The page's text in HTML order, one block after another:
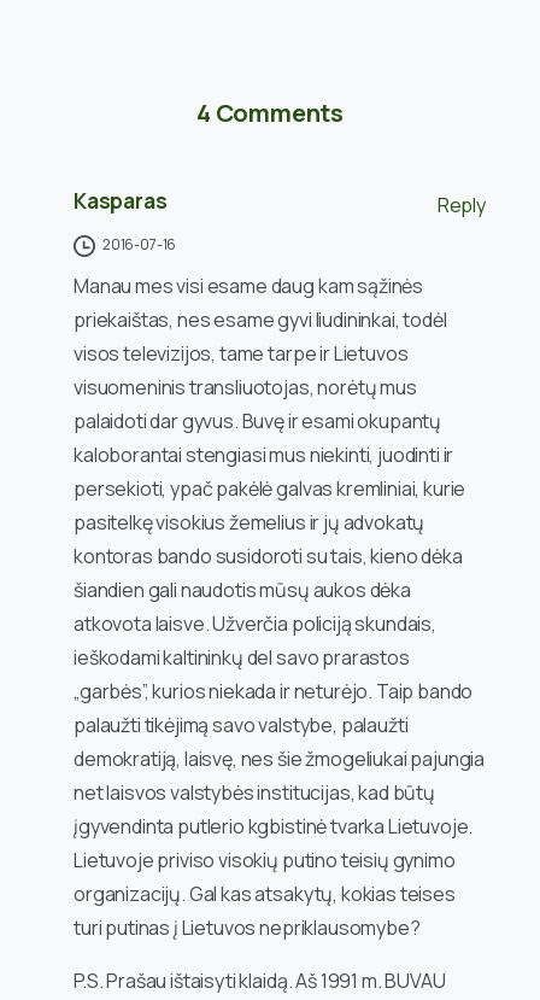
4 Comments
Kasparas Reply
2016-07-16
Manau mes visi esame daug kam sąžinės
priekaištas, nes esame gyvi liudininkai, todėl
visos televizijos, tame tarpe ir Lietuvos
visuomeninis transliuotojas, norėtų mus
palaidoti dar gyvus. Buvę ir esami okupantų
kaloborantai stengiasi mus niekinti, juodinti ir
persekioti, ypač pakėlė galvas kremliniai, kurie
pasitelkę visokius žemelius ir jų advokatų
kontoras bando susidoroti su tais, kieno dėka
šiandien gali naudotis mūsų aukos dėka
atkovota laisve. Užverčia policiją skundais,
ieškodami kaltininkų del savo prarastos
„garbės”, kurios niekada ir neturėjo. Taip bando
palaužti tikėjimą savo valstybe, palaužti
demokratiją, laisvę, nes šie žmogeliukai pajungia
net laisvos valstybės institucijas, kad būtų
įgyvendinta putlerio kgbistinė tvarka Lietuvoje.
Lietuvoje priviso visokių putino teisių gynimo
organizacijų. Gal kas atsakytų, kokias teises
turi putinas į Lietuvos nepriklausomybe?
P.S. Prašau ištaisyti klaidą. Aš 1991 m. BUVAU